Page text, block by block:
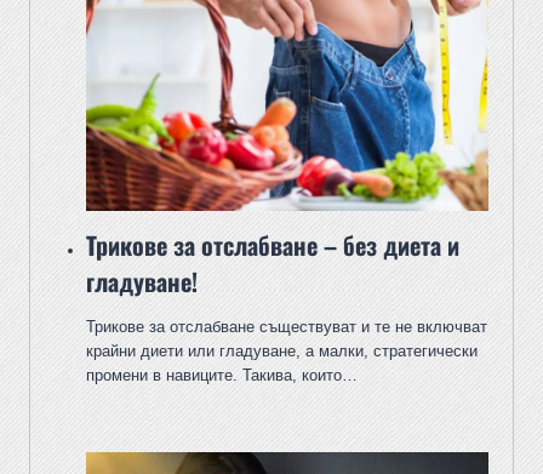
Трикове за отслабване – без диета и
гладуване!
Трикове за отслабване съществуват и те не включват
крайни диети или гладуване, а малки, стратегически
промени в навиците. Такива, които…